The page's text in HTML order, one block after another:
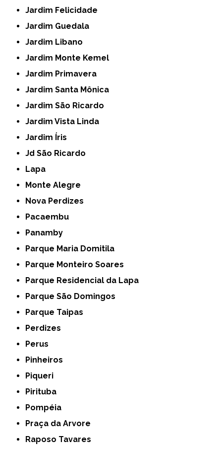
Jardim Felicidade
Jardim Guedala
Jardim Libano
Jardim Monte Kemel
Jardim Primavera
Jardim Santa Mônica
Jardim São Ricardo
Jardim Vista Linda
Jardim Íris
Jd São Ricardo
Lapa
Monte Alegre
Nova Perdizes
Pacaembu
Panamby
Parque Maria Domitila
Parque Monteiro Soares
Parque Residencial da Lapa
Parque São Domingos
Parque Taipas
Perdizes
Perus
Pinheiros
Piqueri
Pirituba
Pompéia
Praça da Arvore
Raposo Tavares